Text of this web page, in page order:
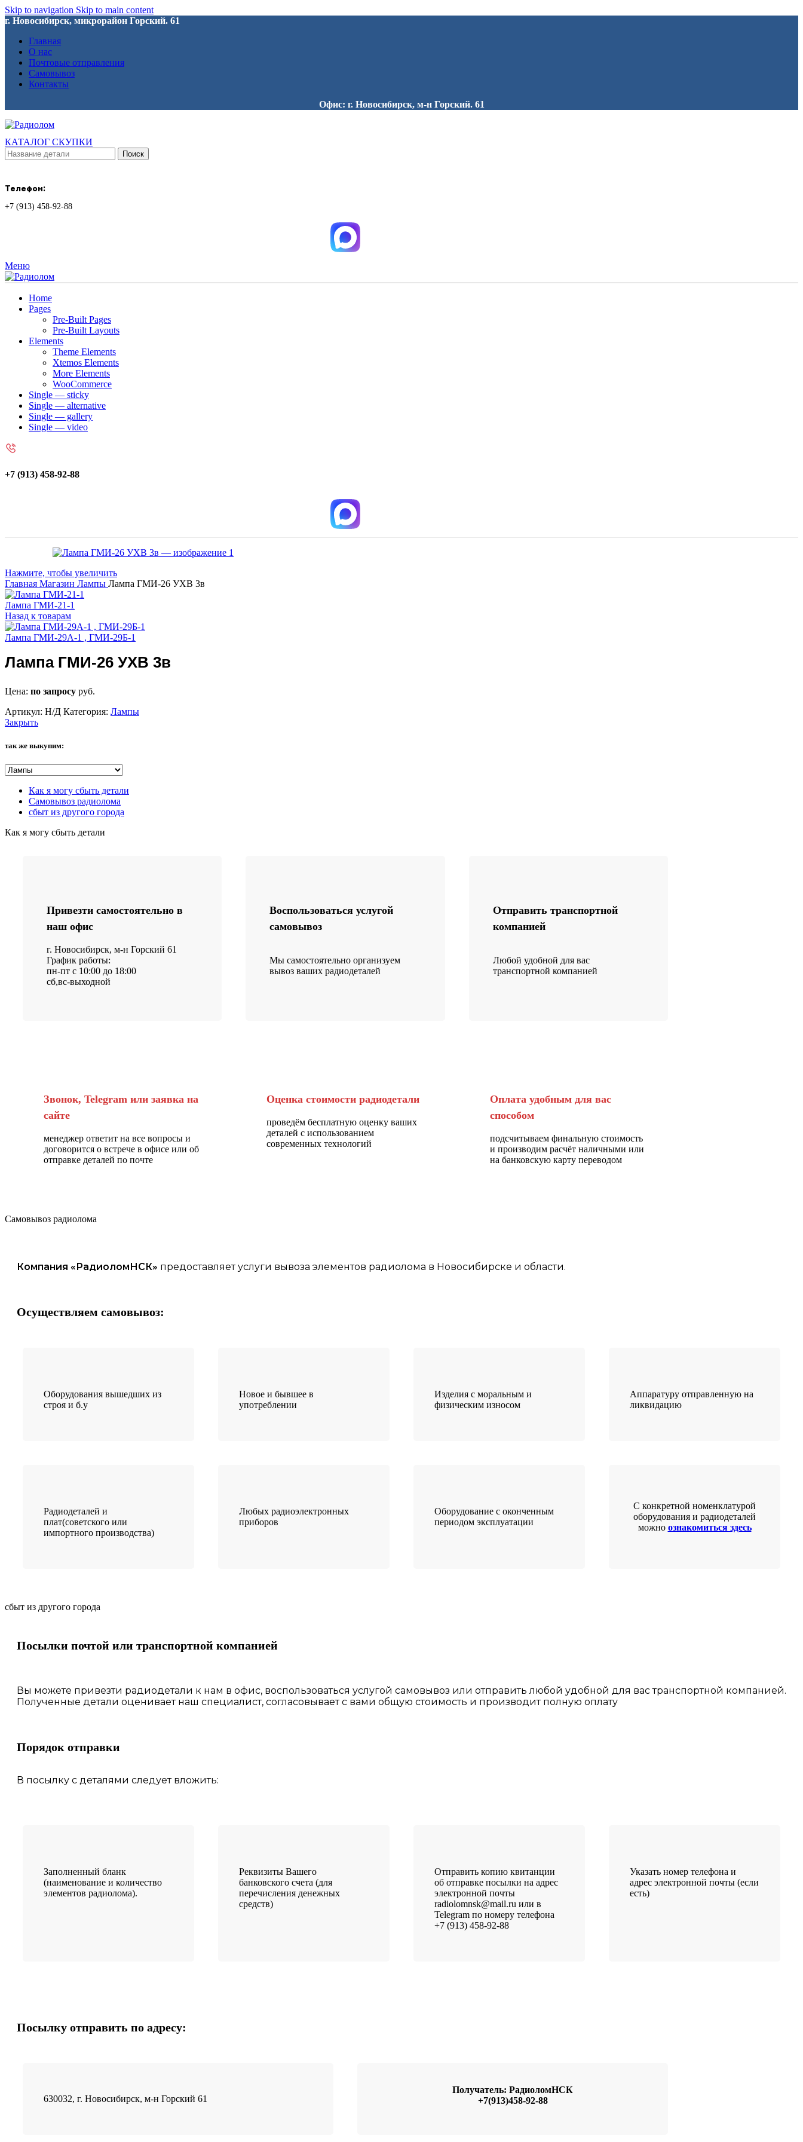
Skip to navigation Skip to main content
г. Новосибирск, микрорайон Горский. 61
Главная
О нас
Почтовые отправления
Самовывоз
Контакты
Офис: г. Новосибирск, м-н Горский. 61
КАТАЛОГ СКУПКИ
Поиск
Телефон:
+7 (913) 458-92-88
Меню
Home
Pages
Pre-Built Pages
Pre-Built Layouts
Elements
Theme Elements
Xtemos Elements
More Elements
WooCommerce
Single — sticky
Single — alternative
Single — gallery
Single — video
+7 (913) 458-92-88
Нажмите, чтобы увеличить
Главная Магазин Лампы Лампа ГМИ-26 УХВ 3в
Лампа ГМИ-21-1
Назад к товарам
Лампа ГМИ-29А-1 , ГМИ-29Б-1
Лампа ГМИ-26 УХВ 3в
Цена: по запросу руб.
Артикул: Н/Д Категория: Лампы
Закрыть
так же выкупим:
Как я могу сбыть детали
Самовывоз радиолома
сбыт из другого города
Как я могу сбыть детали
Привезти самостоятельно в
наш офис
г. Новосибирск, м-н Горский 61
График работы:
пн-пт с 10:00 до 18:00
сб,вс-выходной
Воспользоваться услугой
самовывоз
Мы самостоятельно организуем
вывоз ваших радиодеталей
Отправить транспортной
компанией
Любой удобной для вас
транспортной компанией
Звонок, Telegram или заявка на
сайте
менеджер ответит на все вопросы и
договорится о встрече в офисе или об
отправке деталей по почте
Оценка стоимости радиодетали
проведём бесплатную оценку ваших
деталей с использованием
современных технологий
Оплата удобным для вас
способом
подсчитываем финальную стоимость
и производим расчёт наличными или
на банковскую карту переводом
Самовывоз радиолома
Компания «РадиоломНСК» предоставляет услуги вывоза элементов радиолома в Новосибирске и области.
Осуществляем самовывоз:
Оборудования вышедших из
строя и б.у
Новое и бывшее в
употреблении
Изделия с моральным и
физическим износом
Аппаратуру отправленную на
ликвидацию
Радиодеталей и
плат(советского или
импортного производства)
Любых радиоэлектронных
приборов
Оборудование с оконченным
периодом эксплуатации
С конкретной номенклатурой
оборудования и радиодеталей
можно ознакомиться здесь
сбыт из другого города
Посылки почтой или транспортной компанией
Вы можете привезти радиодетали к нам в офис, воспользоваться услугой самовывоз или отправить любой удобной для вас транспортной компанией.
Полученные детали оценивает наш специалист, согласовываетс вами общую стоимость и производит полную оплату
Порядок отправки
В посылку с деталями следует вложить:
Заполненный бланк
(наименование и количество
элементов радиолома).
Реквизиты Вашего
банковского счета (для
перечисления денежных
средств)
Отправить копию квитанции
об отправке посылки на адрес
электронной почты
radiolomnsk@mail.ru или в
Telegram по номеру телефона
+7 (913) 458-92-88
Указать номер телефона и
адрес электронной почты (если
есть)
Посылку отправить по адресу:
630032, г. Новосибирск, м-н Горский 61
Получатель: РадиоломНСК
+7(913)458-92-88